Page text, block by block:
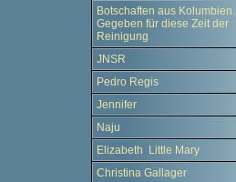
Botschaften aus Kolumbien.
Gegeben für diese Zeit der
Reinigung
JNSR
Pedro Regis
Jennifer
Naju
Elizabeth Little Mary
Christina Gallager